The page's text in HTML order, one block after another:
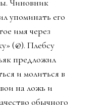
за пределы
свои слова
миллионам и
счастливых
през не
как